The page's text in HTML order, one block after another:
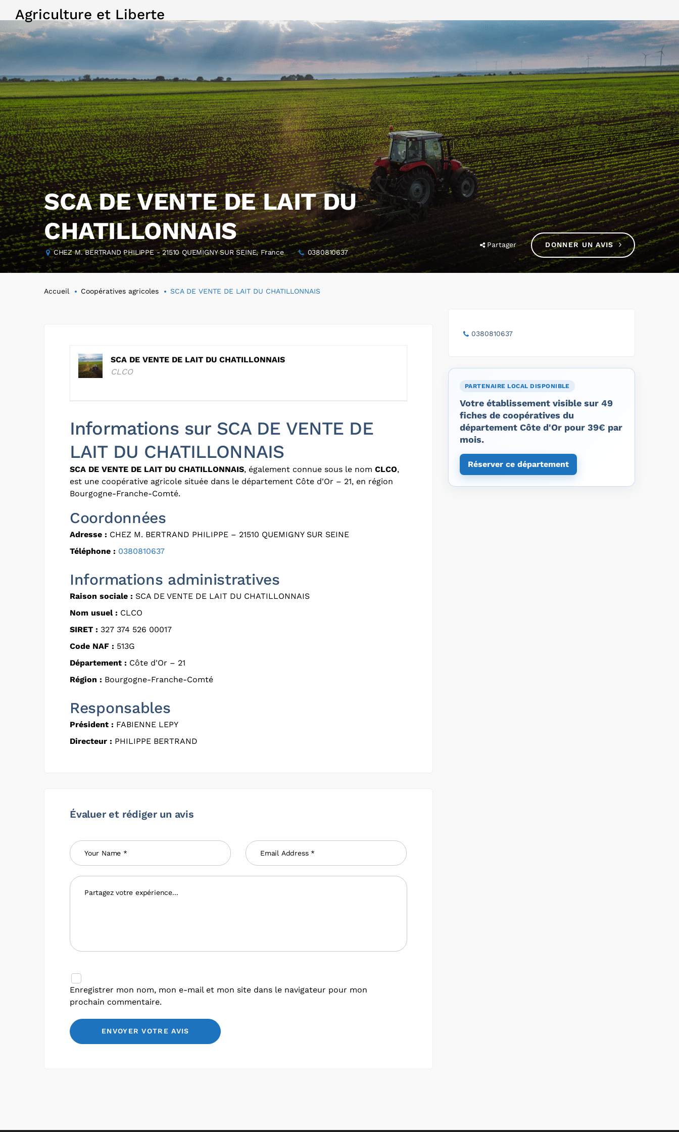
Agriculture et Liberte
SCA DE VENTE DE LAIT DU
CHATILLONNAIS
CHEZ M. BERTRAND PHILIPPE - 21510 QUEMIGNY SUR SEINE, France 0380810637
Partager DONNER UN AVIS
Accueil Coopératives agricoles SCA DE VENTE DE LAIT DU CHATILLONNAIS
SCA DE VENTE DE LAIT DU CHATILLONNAIS
CLCO
Informations sur SCA DE VENTE DE
LAIT DU CHATILLONNAIS
SCA DE VENTE DE LAIT DU CHATILLONNAIS, également connue sous le nom CLCO,
est une coopérative agricole située dans le département Côte d'Or – 21, en région
Bourgogne-Franche-Comté.
Coordonnées
Adresse : CHEZ M. BERTRAND PHILIPPE – 21510 QUEMIGNY SUR SEINE
Téléphone : 0380810637
Informations administratives
Raison sociale : SCA DE VENTE DE LAIT DU CHATILLONNAIS
Nom usuel : CLCO
SIRET : 327 374 526 00017
Code NAF : 513G
Département : Côte d'Or – 21
Région : Bourgogne-Franche-Comté
Responsables
Président : FABIENNE LEPY
Directeur : PHILIPPE BERTRAND
Évaluer et rédiger un avis
Enregistrer mon nom, mon e-mail et mon site dans le navigateur pour mon
prochain commentaire.
0380810637
PARTENAIRE LOCAL DISPONIBLE
Votre établissement visible sur 49
fiches de coopératives du
département Côte d'Or pour 39€ par
mois.
Réserver ce département